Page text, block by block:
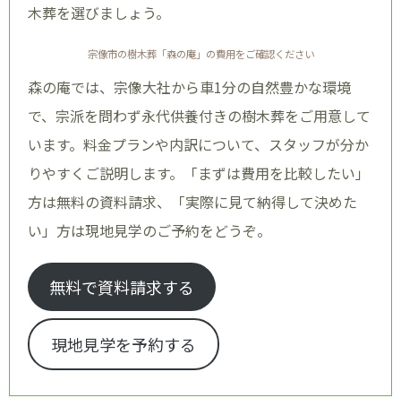
木葬を選びましょう。
宗像市の樹木葬「森の庵」の費用をご確認ください
森の庵では、宗像大社から車1分の自然豊かな環境
で、宗派を問わず永代供養付きの樹木葬をご用意して
います。料金プランや内訳について、スタッフが分か
りやすくご説明します。「まずは費用を比較したい」
方は無料の資料請求、「実際に見て納得して決めた
い」方は現地見学のご予約をどうぞ。
無料で資料請求する
現地見学を予約する